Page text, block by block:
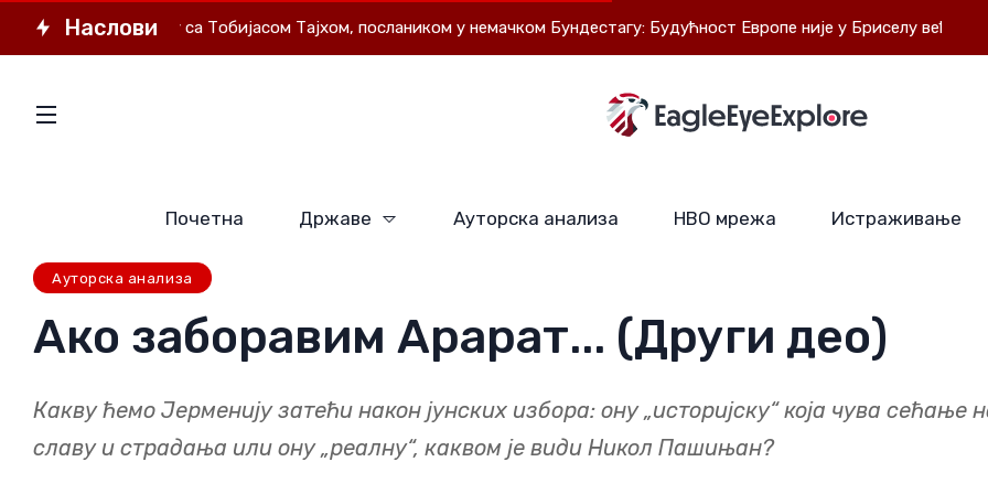
Наслови
Интервју са Тобијасом Тајхом, послаником у немачком Бундестагу: Будућност Европе није у Бриселу већ у сувереним
Почетна Државе Ауторска анализа НВО мрежа Истраживање
Ауторска анализа
Ако заборавим Арарат... (Други део)
Какву ћемо Јерменију затећи након јунских избора: ону „историјску“ која чува сећање
славу и страдања или ону „реалну“, каквом је види Никол Пашињан?